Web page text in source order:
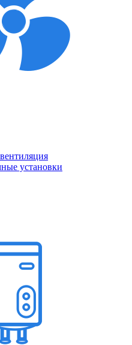
установки